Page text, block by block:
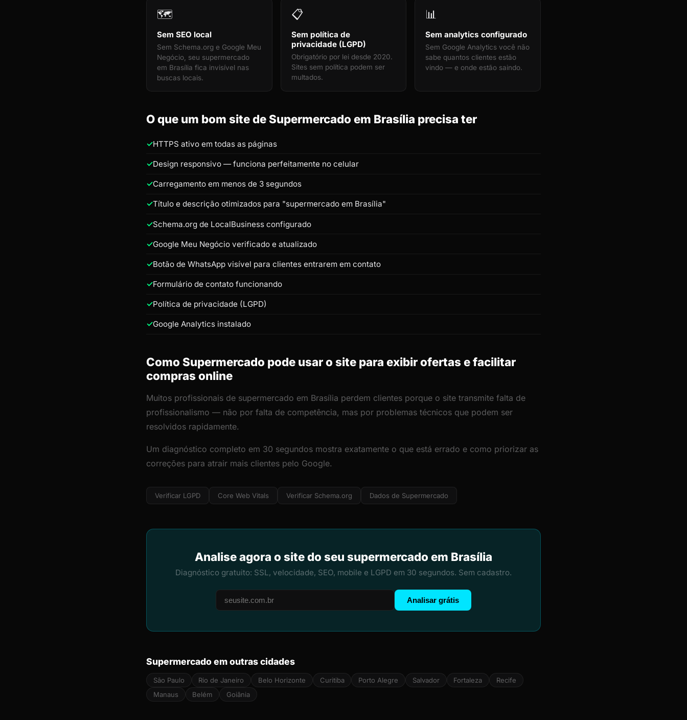
🗺️
Sem SEO local
Sem Schema.org e Google Meu
Negócio, seu supermercado
em Brasília fica invisível nas
buscas locais.
📋
Sem política de
privacidade (LGPD)
Obrigatório por lei desde 2020.
Sites sem política podem ser
multados.
📊
Sem analytics configurado
Sem Google Analytics você não
sabe quantos clientes estão
vindo — e onde estão saindo.
O que um bom site de Supermercado em Brasília precisa ter
HTTPS ativo em todas as páginas
Design responsivo — funciona perfeitamente no celular
Carregamento em menos de 3 segundos
Título e descrição otimizados para "supermercado em Brasília"
Schema.org de LocalBusiness configurado
Google Meu Negócio verificado e atualizado
Botão de WhatsApp visível para clientes entrarem em contato
Formulário de contato funcionando
Política de privacidade (LGPD)
Google Analytics instalado
Como Supermercado pode usar o site para exibir ofertas e facilitar
compras online
Muitos profissionais de supermercado em Brasília perdem clientes porque o site transmite falta de
profissionalismo — não por falta de competência, mas por problemas técnicos que podem ser
resolvidos rapidamente.
Um diagnóstico completo em 30 segundos mostra exatamente o que está errado e como priorizar as
correções para atrair mais clientes pelo Google.
Verificar LGPD Core Web Vitals Verificar Schema.org Dados de Supermercado
Analise agora o site do seu supermercado em Brasília
Diagnóstico gratuito: SSL, velocidade, SEO, mobile e LGPD em 30 segundos. Sem cadastro.
Analisar grátis
Supermercado em outras cidades
São Paulo Rio de Janeiro Belo Horizonte Curitiba Porto Alegre Salvador Fortaleza
Recife
Manaus
Belém Goiânia